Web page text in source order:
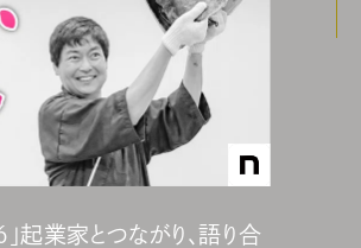
起業家とつながり、語り合